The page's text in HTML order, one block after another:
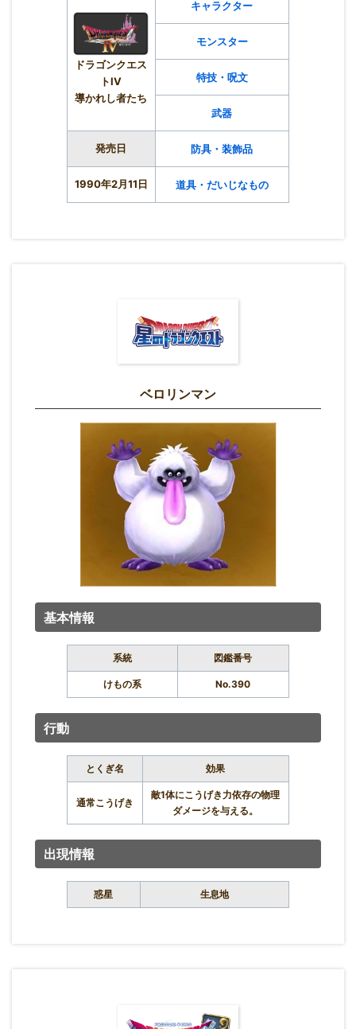
ドラゴンクエス
トIV
導かれし者たち
キャラクター
モンスター
特技・呪文
武器
発売日 防具・装飾品
1990年2月11日 道具・だいじなもの
ベロリンマン
基本情報
系統 図鑑番号
けもの系 No.390
行動
とくぎ名 効果
通常こうげき
敵1体にこうげき力依存の物理
ダメージを与える。
出現情報
惑星 生息地